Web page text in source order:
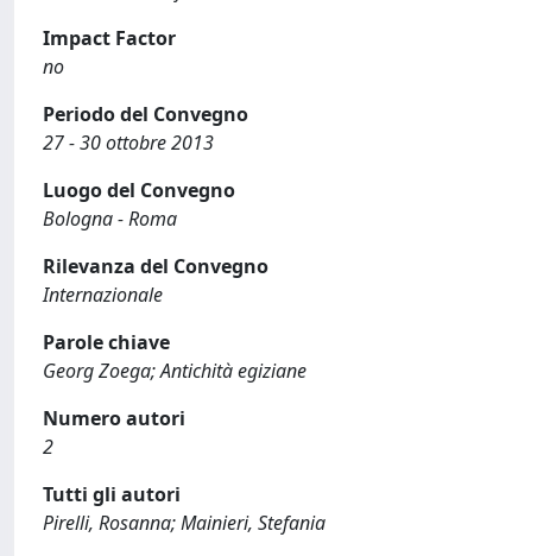
Impact Factor
no
Periodo del Convegno
27 - 30 ottobre 2013
Luogo del Convegno
Bologna - Roma
Rilevanza del Convegno
Internazionale
Parole chiave
Georg Zoega; Antichità egiziane
Numero autori
2
Tutti gli autori
Pirelli, Rosanna; Mainieri, Stefania